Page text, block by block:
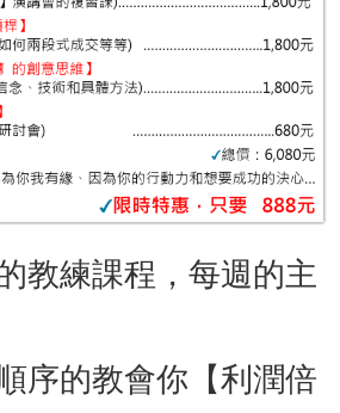
教練課程，每週的主
序的教會你【利潤倍